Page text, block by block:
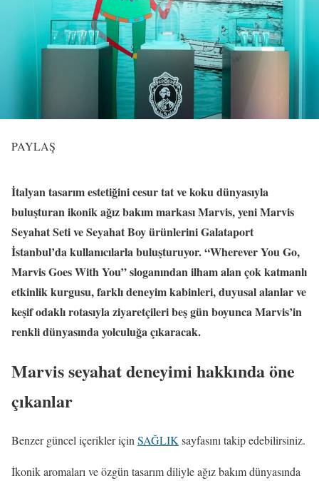
PAYLAŞ
İtalyan tasarım estetiğini cesur tat ve koku dünyasıyla
buluşturan ikonik ağız bakım markası Marvis, yeni Marvis
Seyahat Seti ve Seyahat Boy ürünlerini Galataport
İstanbul’da kullanıcılarla buluşturuyor. “Wherever You Go,
Marvis Goes With You” sloganından ilham alan çok katmanlı
etkinlik kurgusu, farklı deneyim kabinleri, duyusal alanlar ve
keşif odaklı rotasıyla ziyaretçileri beş gün boyunca Marvis’in
renkli dünyasında yolculuğa çıkaracak.
Marvis seyahat deneyimi hakkında öne
çıkanlar
Benzer güncel içerikler için SAĞLIK sayfasını takip edebilirsiniz.
İkonik aromaları ve özgün tasarım diliyle ağız bakım dünyasında